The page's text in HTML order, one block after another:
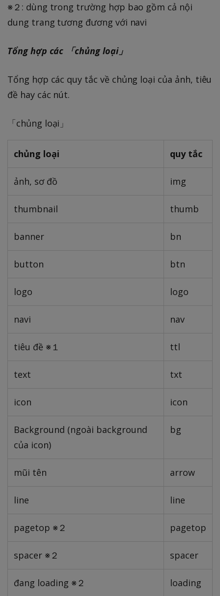
※２: dùng trong trường hợp bao gồm cả nội
dung trang tương đương với navi
Tổng hợp các 「chủng loại」
Tổng hợp các quy tắc về chủng loại của ảnh, tiêu
đề hay các nút.
「chủng loại」
chủng loại quy tắc
ảnh, sơ đồ img
thumbnail thumb
banner bn
button btn
logo logo
navi nav
tiêu đề ※１ ttl
text txt
icon icon
Background (ngoài background
của icon)
bg
mũi tên arrow
line line
pagetop ※２ pagetop
spacer ※２ spacer
đang loading ※２ loading